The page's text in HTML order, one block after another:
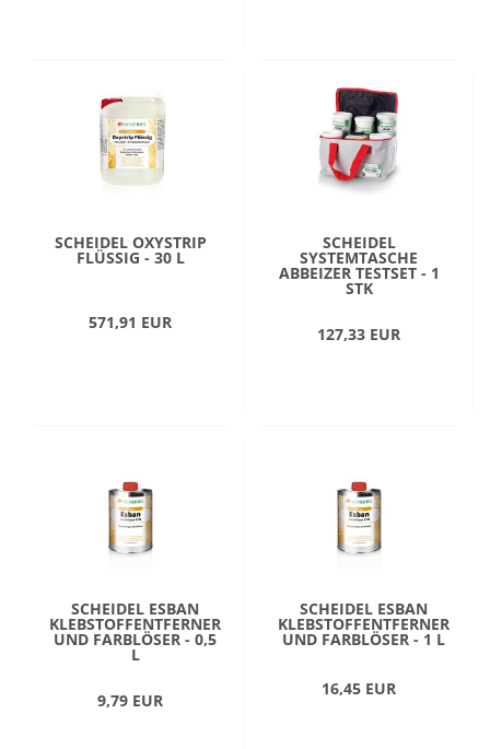
SCHEIDEL OXYSTRIP
FLÜSSIG - 30 L
571,91 EUR
SCHEIDEL
SYSTEMTASCHE
ABBEIZER TESTSET - 1
STK
127,33 EUR
SCHEIDEL ESBAN
KLEBSTOFFENTFERNER
UND FARBLÖSER - 0,5
L
9,79 EUR
SCHEIDEL ESBAN
KLEBSTOFFENTFERNER
UND FARBLÖSER - 1 L
16,45 EUR